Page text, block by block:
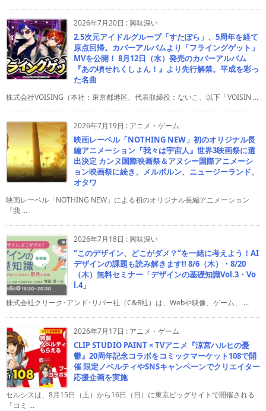
2026年7月20日 :興味深い
2.5次元アイドルグループ「すたぽら」、5周年を経て
原点回帰。カバーアルバムより「フライングゲット」
MVを公開！ 8月12日（水）発売のカバーアルバム
『あの頃せれくしょん！』より先行解禁。平成を彩っ
た名曲
株式会社VOISING（本社：東京都港区、代表取締役：ないこ、以下「VOISIN ...
2026年7月19日 : アニメ・ゲーム
映画レーベル「NOTHING NEW」初のオリジナル長
編アニメーション『我々は宇宙人』世界3映画祭に選
出決定 カンヌ国際映画祭＆アヌシー国際アニメーシ
ョン映画祭に続き、メルボルン、ニュージーランド、
オタワ
映画レーベル「NOTHING NEW」による初のオリジナル長編アニメーション
『我 ...
2026年7月18日 :興味深い
“このデザイン、どこがダメ？”を一緒に考えよう！AI
デザインの課題も読み解きます!! 8/6（木）・8/20
（木）無料セミナー「デザインの基礎知識Vol.3・Vo
l.4」
株式会社クリーク･アンド･リバー社（C&R社）は、Webや映像、ゲーム、 ...
2026年7月17日 : アニメ・ゲーム
CLIP STUDIO PAINT × TVアニメ『涼宮ハルヒの憂
鬱』20周年記念コラボをコミックマーケット108で開
催 限定ノベルティやSNSキャンペーンでクリエイター
応援企画を実施
セルシスは、8月15日（土）から16日（日）に東京ビッグサイトで開催される
「コミ ...